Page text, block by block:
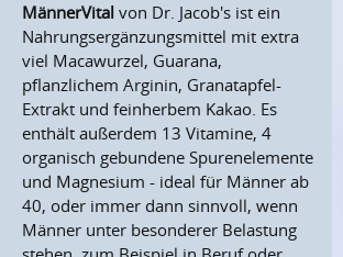
MännerVital von Dr. Jacob's ist ein
Nahrungsergänzungsmittel mit extra
viel Macawurzel, Guarana,
pflanzlichem Arginin, Granatapfel-
Extrakt und feinherbem Kakao. Es
enthält außerdem 13 Vitamine, 4
organisch gebundene Spurenelemente
und Magnesium - ideal für Männer ab
40, oder immer dann sinnvoll, wenn
Männer unter besonderer Belastung